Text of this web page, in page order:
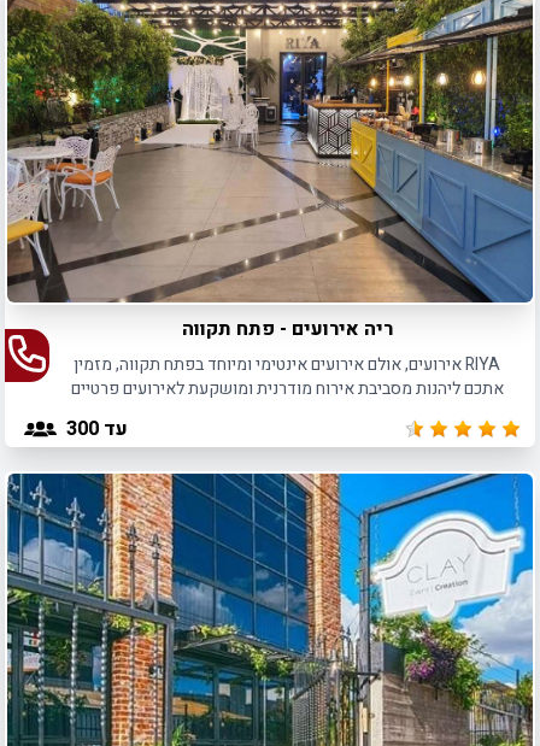
ריה אירועים - פתח תקווה
RIYA אירועים, אולם אירועים אינטימי ומיוחד בפתח תקווה, מזמין
אתכם ליהנות מסביבת אירוח מודרנית ומושקעת לאירועים פרטיים
עד 300